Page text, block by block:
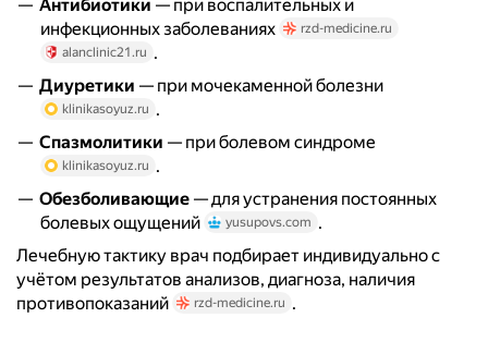
Антибиотики — при воспалительных и
инфекционных заболеваниях
rzd-medicine.ru
alanclinic21.ru .
Диуретики — при мочекаменной болезни
klinikasoyuz.ru .
Спазмолитики — при болевом синдроме
klinikasoyuz.ru .
Обезболивающие — для устранения постоянных
болевых ощущений
yusupovs.com .
Лечебную тактику врач подбирает индивидуально с
учётом результатов анализов, диагноза, наличия
противопоказаний
rzd-medicine.ru .